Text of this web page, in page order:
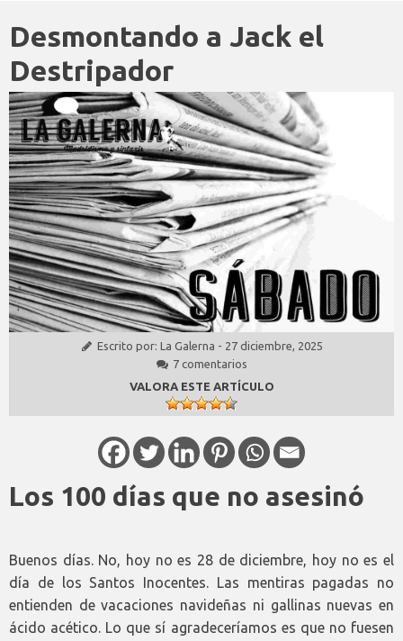
Desmontando a Jack el
Destripador
Escrito por: La Galerna - 27 diciembre, 2025
7 comentarios
VALORA ESTE ARTÍCULO
Los 100 días que no asesinó
Buenos días. No, hoy no es 28 de diciembre, hoy no es el
día de los Santos Inocentes. Las mentiras pagadas no
entienden de vacaciones navideñas ni gallinas nuevas en
ácido acético. Lo que sí agradeceríamos es que no fuesen